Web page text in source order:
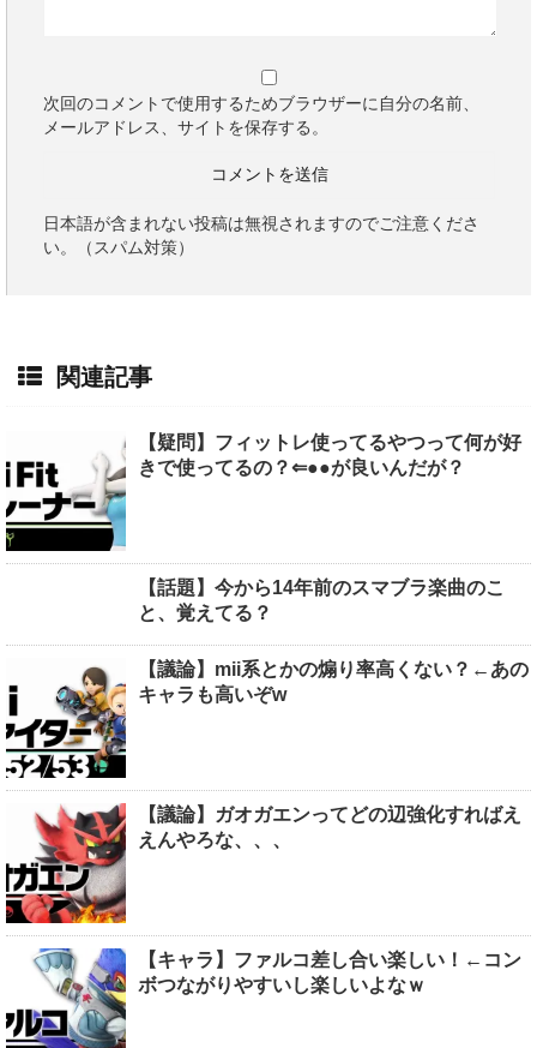
次回のコメントで使用するためブラウザーに自分の名前、
メールアドレス、サイトを保存する。
日本語が含まれない投稿は無視されますのでご注意くださ
い。（スパム対策）
関連記事
【疑問】フィットレ使ってるやつって何が好
きで使ってるの？⇐●●が良いんだが？
【話題】今から14年前のスマブラ楽曲のこ
と、覚えてる？
【議論】mii系とかの煽り率高くない？←あの
キャラも高いぞw
【議論】ガオガエンってどの辺強化すればえ
えんやろな、、、
【キャラ】ファルコ差し合い楽しい！←コン
ボつながりやすいし楽しいよなｗ